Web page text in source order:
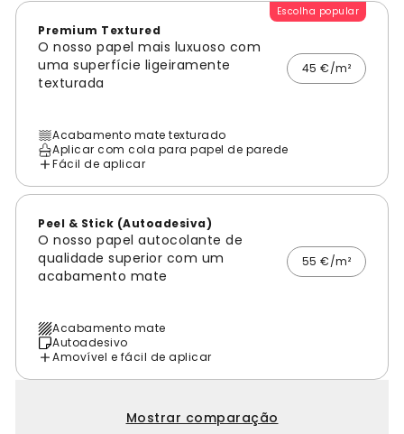
Escolha popular
Premium Textured
O nosso papel mais luxuoso com
uma superfície ligeiramente
texturada
45 €/m²
Acabamento mate texturado
Aplicar com cola para papel de parede
Fácil de aplicar
Peel & Stick (Autoadesiva)
O nosso papel autocolante de
qualidade superior com um
acabamento mate
55 €/m²
Acabamento mate
Autoadesivo
Amovível e fácil de aplicar
Mostrar comparação